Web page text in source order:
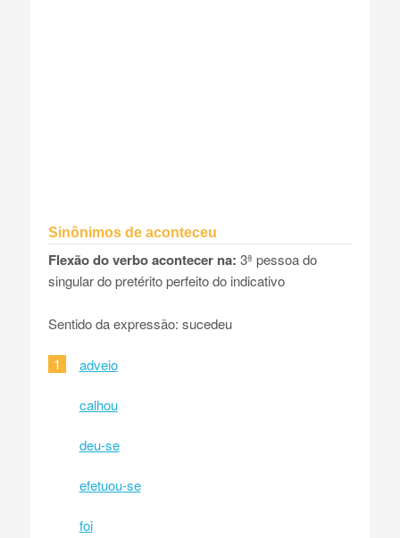
Sinônimos de aconteceu
Flexão do verbo acontecer na: 3ª pessoa do
singular do pretérito perfeito do indicativo
Sentido da expressão: sucedeu
1 adveio
calhou
deu-se
efetuou-se
foi